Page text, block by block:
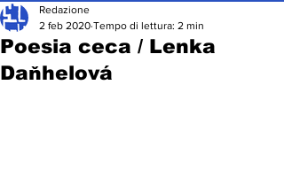
Poesia ceca / Lenka
Daňhelová
Redazione
2 feb 2020 Tempo di lettura: 2 min